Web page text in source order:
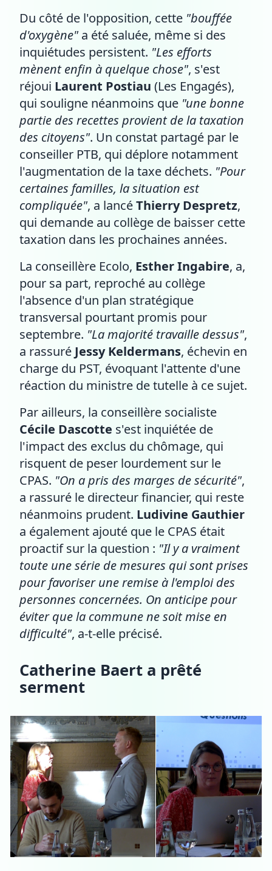
Du côté de l'opposition, cette "bouffée
d'oxygène" a été saluée, même si des
inquiétudes persistent. "Les efforts
mènent enfin à quelque chose", s'est
réjoui Laurent Postiau (Les Engagés),
qui souligne néanmoins que "une bonne
partie des recettes provient de la taxation
des citoyens". Un constat partagé par le
conseiller PTB, qui déplore notamment
l'augmentation de la taxe déchets. "Pour
certaines familles, la situation est
compliquée", a lancéThierry Despretz,
qui demande au collège de baisser cette
taxation dans les prochaines années.
La conseillère Ecolo, Esther Ingabire, a,
pour sa part, reproché au collège
l'absence d'un plan stratégique
transversal pourtant promis pour
septembre. "La majorité travaille dessus",
a rassuré Jessy Keldermans, échevin en
charge du PST, évoquant l'attente d'une
réaction du ministre de tutelle à ce sujet.
Par ailleurs, la conseillère socialiste
Cécile Dascotte s'est inquiétée de
l'impact des exclus du chômage, qui
risquent de peser lourdement sur le
CPAS. "On a pris des marges de sécurité",
a rassuré le directeur financier, qui reste
néanmoins prudent. Ludivine Gauthier
a également ajouté que le CPAS était
proactif sur la question : "Il y a vraiment
toute une série de mesures qui sont prises
pour favoriser une remise à l'emploi des
personnes concernées. On anticipe pour
éviter que la commune ne soit mise en
difficulté", a-t-elle précisé.
Catherine Baert a prêté
serment